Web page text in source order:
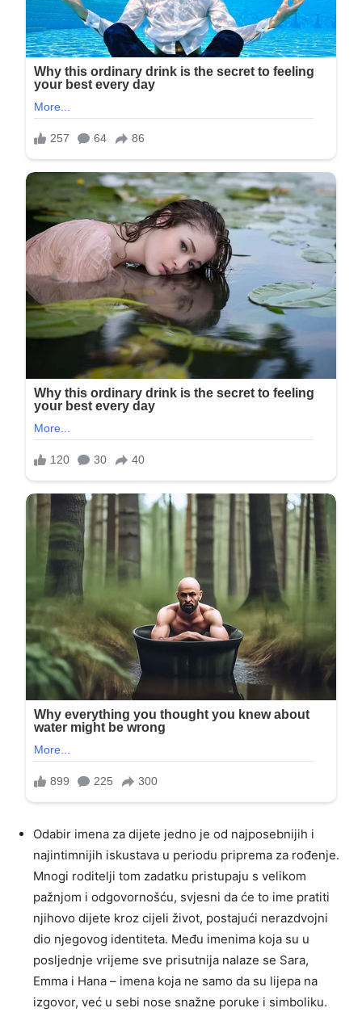
Odabir imena za dijete jedno je od najposebnijih i
najintimnijih iskustava u periodu priprema za rođenje.
Mnogi roditelji tom zadatku pristupaju s velikom
pažnjom i odgovornošću, svjesni da će to ime pratiti
njihovo dijete kroz cijeli život, postajući nerazdvojni
dio njegovog identiteta. Među imenima koja su u
posljednje vrijeme sve prisutnija nalaze se Sara,
Emma i Hana – imena koja ne samo da su lijepa na
izgovor, već u sebi nose snažne poruke i simboliku.